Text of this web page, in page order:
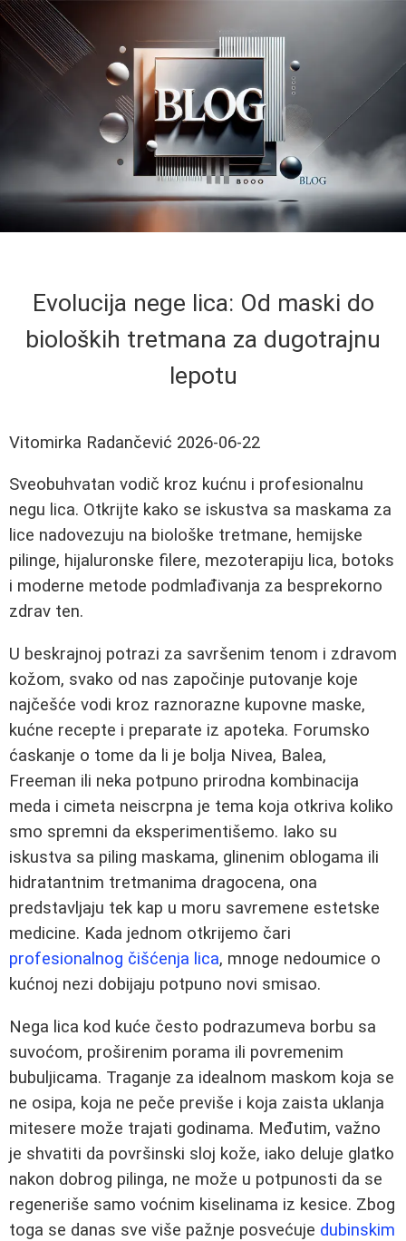
Evolucija nege lica: Od maski do
bioloških tretmana za dugotrajnu
lepotu
Vitomirka Radančević 2026-06-22
Sveobuhvatan vodič kroz kućnu i profesionalnu
negu lica. Otkrijte kako se iskustva sa maskama za
lice nadovezuju na biološke tretmane, hemijske
pilinge, hijaluronske filere, mezoterapiju lica, botoks
i moderne metode podmlađivanja za besprekorno
zdrav ten.
U beskrajnoj potrazi za savršenim tenom i zdravom
kožom, svako od nas započinje putovanje koje
najčešće vodi kroz raznorazne kupovne maske,
kućne recepte i preparate iz apoteka. Forumsko
ćaskanje o tome da li je bolja Nivea, Balea,
Freeman ili neka potpuno prirodna kombinacija
meda i cimeta neiscrpna je tema koja otkriva koliko
smo spremni da eksperimentišemo. Iako su
iskustva sa piling maskama, glinenim oblogama ili
hidratantnim tretmanima dragocena, ona
predstavljaju tek kap u moru savremene estetske
medicine. Kada jednom otkrijemo čari
profesionalnog čišćenja lica, mnoge nedoumice o
kućnoj nezi dobijaju potpuno novi smisao.
Nega lica kod kuće često podrazumeva borbu sa
suvoćom, proširenim porama ili povremenim
bubuljicama. Traganje za idealnom maskom koja se
ne osipa, koja ne peče previše i koja zaista uklanja
mitesere može trajati godinama. Međutim, važno
je shvatiti da površinski sloj kože, iako deluje glatko
nakon dobrog pilinga, ne može u potpunosti da se
regeneriše samo voćnim kiselinama iz kesice. Zbog
toga se danas sve više pažnje posvećuje dubinskim